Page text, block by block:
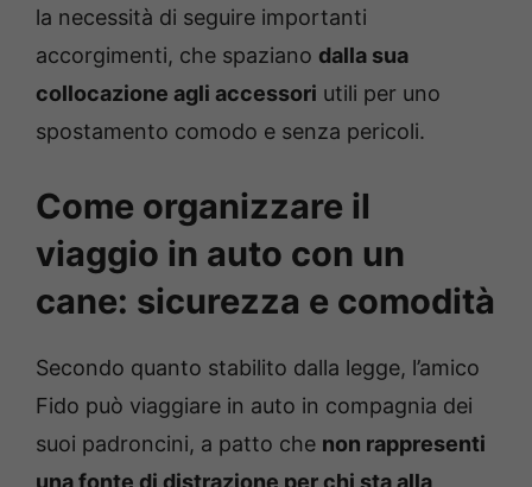
la necessità di seguire importanti
accorgimenti, che spaziano dalla sua
collocazione agli accessori utili per uno
spostamento comodo e senza pericoli.
Come organizzare il
viaggio in auto con un
cane: sicurezza e comodità
Secondo quanto stabilito dalla legge, l’amico
Fido può viaggiare in auto in compagnia dei
suoi padroncini, a patto che non rappresenti
una fonte di distrazione per chi sta alla